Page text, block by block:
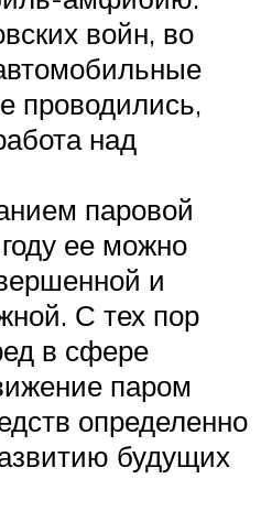
войн, во
проводились,
над
паровой
ее можно
и
С тех пор
в сфере
паром
определенно
будущих